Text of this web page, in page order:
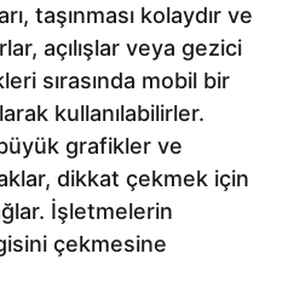
taşınması kolaydır ve
açılışlar veya gezici
sırasında mobil bir
kullanılabilirler.
grafikler ve
dikkat çekmek için
İşletmelerin
çekmesine